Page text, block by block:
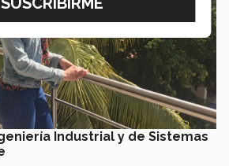
Industrial y de Sistemas